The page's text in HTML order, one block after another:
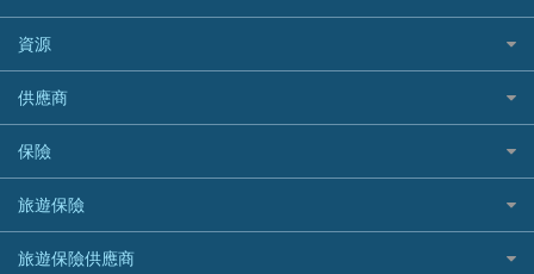
免入息貸款
免TU貸款
急借錢
緊急貸款比較
最佳小額貸款比較
Citibank 花旗銀行
CNCBI 信銀國際
CreFIT 維信
DBS 星展銀行
DSB 大新銀行
HSBC 滙豐銀行貸款
清卡數貸款教學
循環貸款教學
個人化貸款產品推介 🔥全新
供樓利息扣稅
最佳貸款app
精選外幣網購信用卡
尊尚信用卡
公司信用卡
電子錢包信用卡
日本遊信用卡攻略
韓國遊信用卡攻略
台灣遊信用卡攻略
機場貴賓室信用卡
Citibank花旗銀行
AE美國運通
DBS星展銀行
HSBC滙豐銀行
Mox
信銀國際
大新銀行
資源
Black Friday優惠
淘寶付款方式
一田購物優惠日
SOGO感謝祭
HKTVmall優惠碼
交稅優惠
供應商
八達通自動增值信用卡
保險
旅遊保險
汽車保險
家居保險
旅遊保險
日本旅遊保險及資訊
旅遊保險供應商